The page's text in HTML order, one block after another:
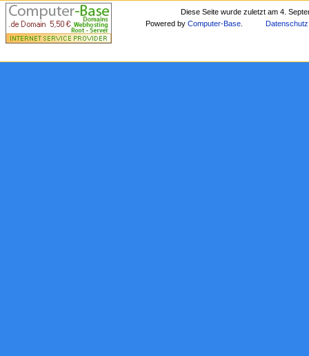
Diese Seite wurde zuletzt am 4.
Powered byComputer-Base Datenschutz